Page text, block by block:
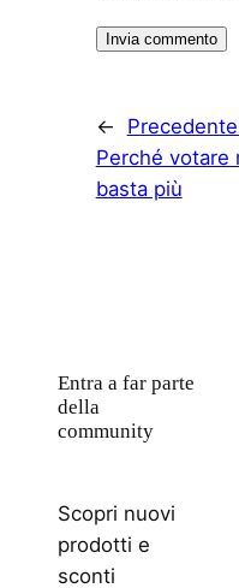
←
Perché votare
basta più
Entra a far parte
della
community
Scopri nuovi
prodotti e
sconti